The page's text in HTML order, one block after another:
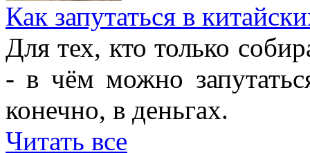
Как запутаться в
Для тех, кто только
- в чём можно
конечно, в деньгах.
Читать все